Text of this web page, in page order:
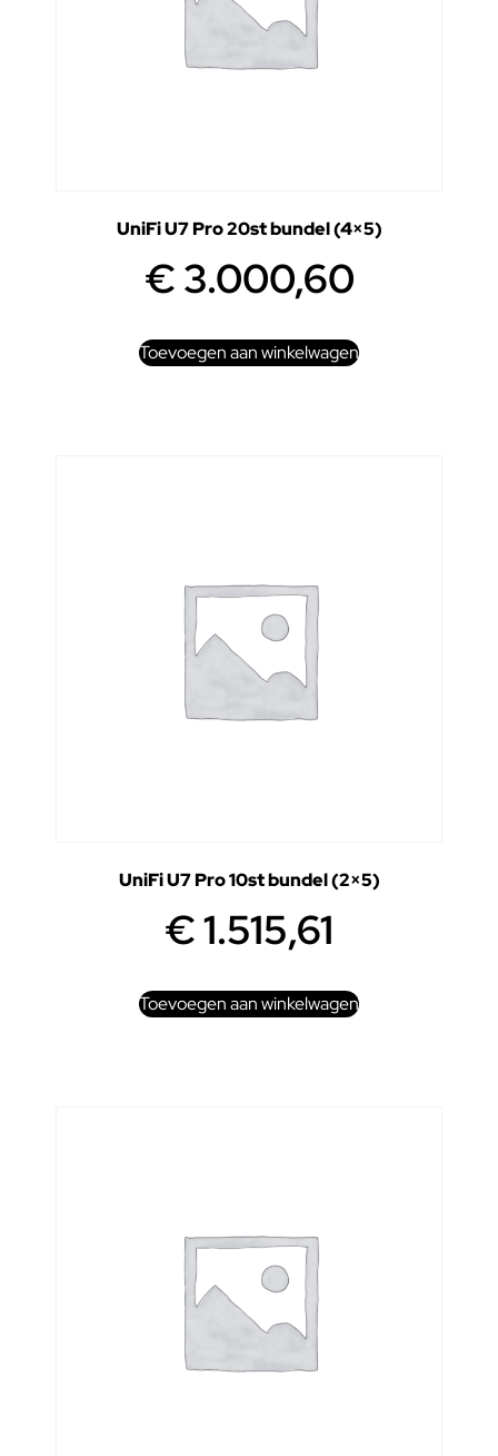
UniFi U7 Pro 20st bundel (4×5)
€3.000,60
Toevoegen aan winkelwagen
UniFi U7 Pro 10st bundel (2×5)
€1.515,61
Toevoegen aan winkelwagen